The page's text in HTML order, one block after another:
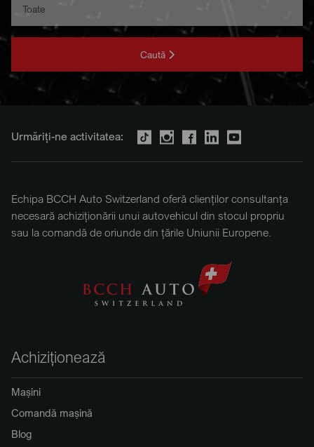
Caută
Urmăriți-ne activitatea:
Echipa BCCH Auto Switzerland oferă clienților consultanța
necesară achiziționării unui autovehicul din stocul propriu
sau la comandă de oriunde din țările Uniunii Europene.
Achiziționează
Mașini
Comandă mașină
Blog